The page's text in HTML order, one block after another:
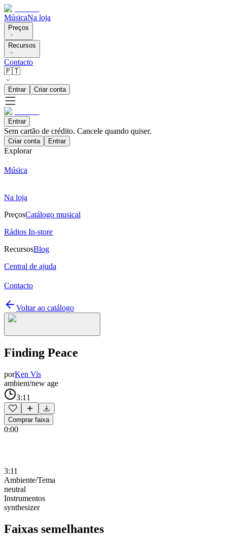
MúsicaNa loja
Preços
Recursos
Contacto
🇵🇹
Entrar Criar conta
Entrar
Sem cartão de crédito. Cancele quando quiser.
Criar conta Entrar
Explorar
Música
Na loja
PreçosCatálogo musical
Rádios In-store
RecursosBlog
Central de ajuda
Contacto
Voltar ao catálogo
Finding Peace
porKen Vis
ambient/new age
3:11
Comprar faixa
0:00
3:11
Ambiente/Tema
neutral
Instrumentos
synthesizer
Faixas semelhantes